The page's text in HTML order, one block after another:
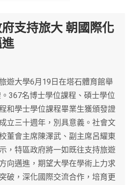
支持旅大 朝國際化
大學6月19日在塔石體育館舉
367名博士學位課程、碩士學位
和學士學位課程畢業生獲頒發證
立三十週年，別具意義。社會文
董會主席陳澤武、副主席呂耀東
，特區政府將一如既往支持旅遊
向邁進，期望大學在學術上力求
破，深化國際交流合作，培育更